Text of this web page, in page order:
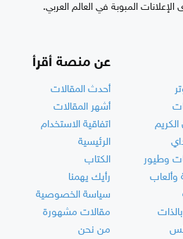
المبوبة في العالم العربي.
الكريم
وطيور
وألعاب
عن منصة أقرأ
أحدث المقالات
أشهر المقالات
اتفاقية الاستخدام
الرئيسية
الكتاب
رأيك يهمنا
سياسة الخصوصية
مقالات مشهورة
من نحن